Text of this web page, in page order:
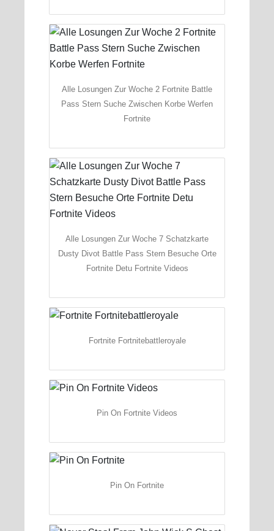
Alle Losungen Zur Woche 2 Fortnite Battle
Pass Stern Suche Zwischen Korbe Werfen
Fortnite
Alle Losungen Zur Woche 7 Schatzkarte
Dusty Divot Battle Pass Stern Besuche Orte
Fortnite Detu Fortnite Videos
Fortnite Fortnitebattleroyale
Pin On Fortnite Videos
Pin On Fortnite